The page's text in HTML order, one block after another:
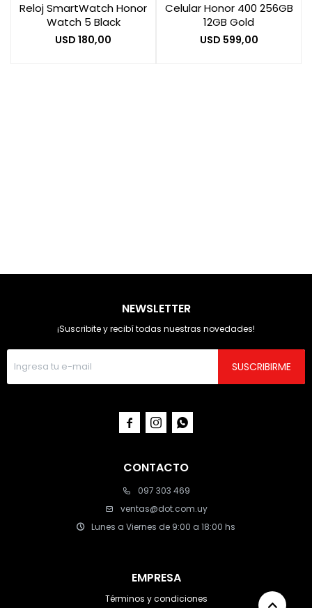
Reloj SmartWatch Honor
Watch 5 Black
USD 180,00
Celular Honor 400 256GB
12GB Gold
USD 599,00
CONTACTO
097 303 469
ventas@dot.com.uy
Lunes a Viernes de 9:00 a 18:00 hs
EMPRESA
Términos y condiciones
NEWSLETTER
¡Suscribite y recibí todas nuestras novedades!
SUSCRIBIRME
  
Smart Home